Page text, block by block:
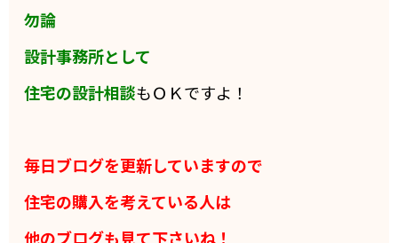
勿論
設計事務所として
住宅の設計相談もＯＫですよ！
毎日ブログを更新していますので
住宅の購入を考えている人は
他のブログも見て下さいね！